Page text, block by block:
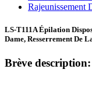
LS-T111A Épilation
Dame, Resserrement De
Brève description: